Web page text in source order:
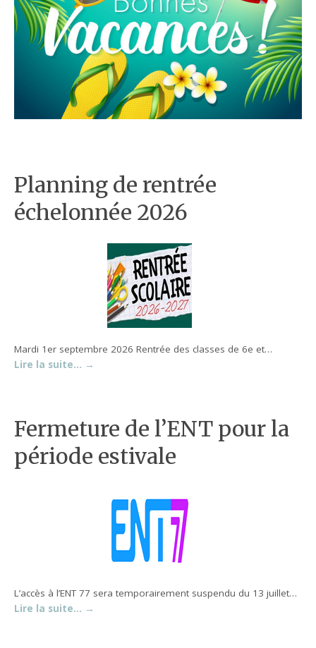
Planning de rentrée
échelonnée 2026
Mardi 1er septembre 2026 Rentrée des classes de 6e et…
Lire la suite… →
Fermeture de l’ENT pour la
période estivale
L’accès à l’ENT 77 sera temporairement suspendu du 13 juillet…
Lire la suite… →